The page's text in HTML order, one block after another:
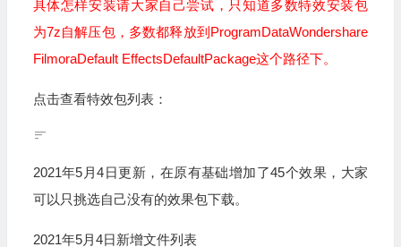
具体怎样安装请大家自己尝试，只知道多数特效安装包
为7z自解压包，多数都释放到ProgramDataWondershare
FilmoraDefault EffectsDefaultPackage这个路径下。
点击查看特效包列表：
2021年5月4日更新，在原有基础增加了45个效果，大家
可以只挑选自己没有的效果包下载。
2021年5月4日新增文件列表